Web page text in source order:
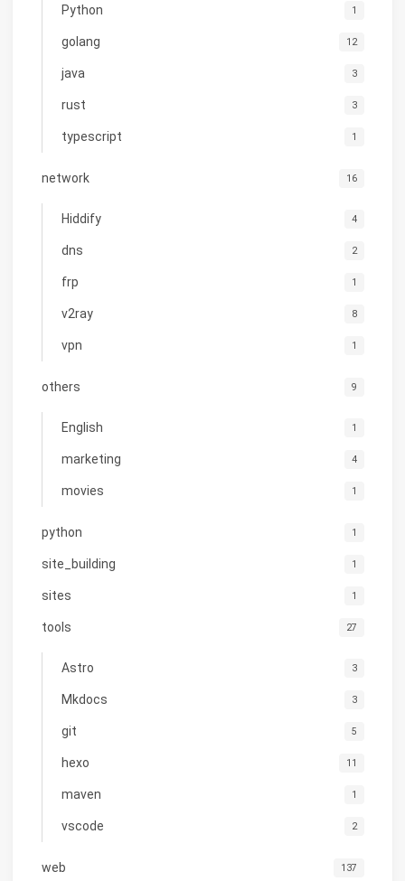
Python 1
golang 12
java 3
rust 3
typescript 1
network 16
Hiddify 4
dns 2
frp 1
v2ray 8
vpn 1
others 9
English 1
marketing 4
movies 1
python 1
site_building 1
sites 1
tools 27
Astro 3
Mkdocs 3
git 5
hexo 11
maven 1
vscode 2
web 137